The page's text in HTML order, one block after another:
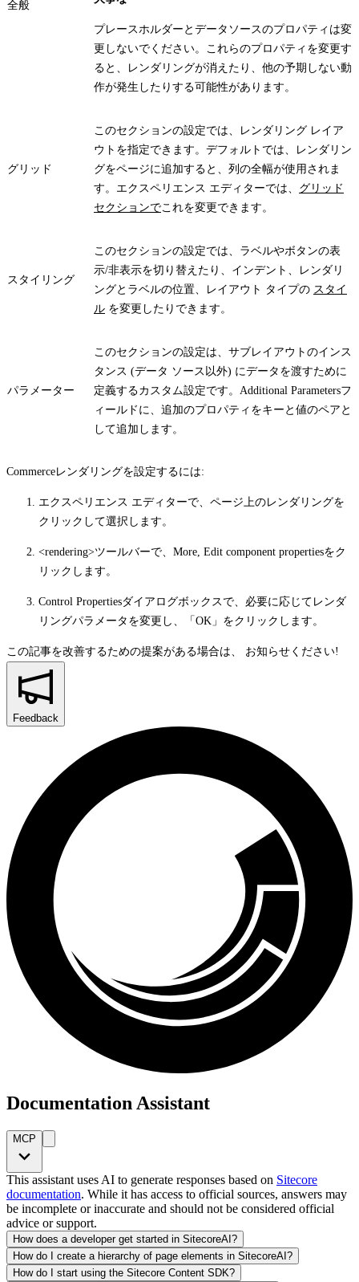
全般
プレースホルダーとデータソースのプロパティは変
更しないでください。これらのプロパティを変更す
ると、レンダリングが消えたり、他の予期しない動
作が発生したりする可能性があります。
グリッド
このセクションの設定では、レンダリング レイア
ウトを指定できます。デフォルトでは、レンダリン
グをページに追加すると、列の全幅が使用されま
す。エクスペリエンス エディターでは、 グリッド
セクションでこれを変更できます。
スタイリング
このセクションの設定では、ラベルやボタンの表
示/非表示を切り替えたり、インデント、レンダリ
ングとラベルの位置、レイアウト タイプの スタイ
ル を変更したりできます。
パラメーター
このセクションの設定は、サブレイアウトのインス
タンス (データ ソース以外) にデータを渡すために
定義するカスタム設定です。 Additional Parametersフ
ィールドに、追加のプロパティをキーと値のペアと
して追加します。
Commerceレンダリングを設定するには:
エクスペリエンス エディターで、ページ上のレンダリングを
クリックして選択します。
<rendering>ツールバーで、 More, Edit component propertiesをク
リックします。
Control Propertiesダイアログボックスで、必要に応じてレンダ
リングパラメータを変更し、「 OK 」をクリックします。
この記事を改善するための提案がある場合は、 お知らせください!
Feedback
Documentation Assistant
MCP
This assistant uses AI to generate responses based on Sitecore
documentation. While it has access to official sources, answers may
be incomplete or inaccurate and should not be considered official
advice or support.
How does a developer get started in SitecoreAI?
How do I create a hierarchy of page elements in SitecoreAI?
How do I start using the Sitecore Content SDK?